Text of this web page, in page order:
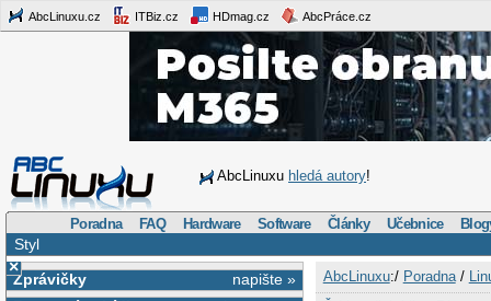
AbcLinuxu.cz ITBiz.cz HDmag.cz AbcPráce.cz
AbcLinuxu hledá autory!
Poradna FAQ Hardware Software Články Učebnice
Styl
×
napište »
Zprávičky
AbcLinuxu:/ Poradna/